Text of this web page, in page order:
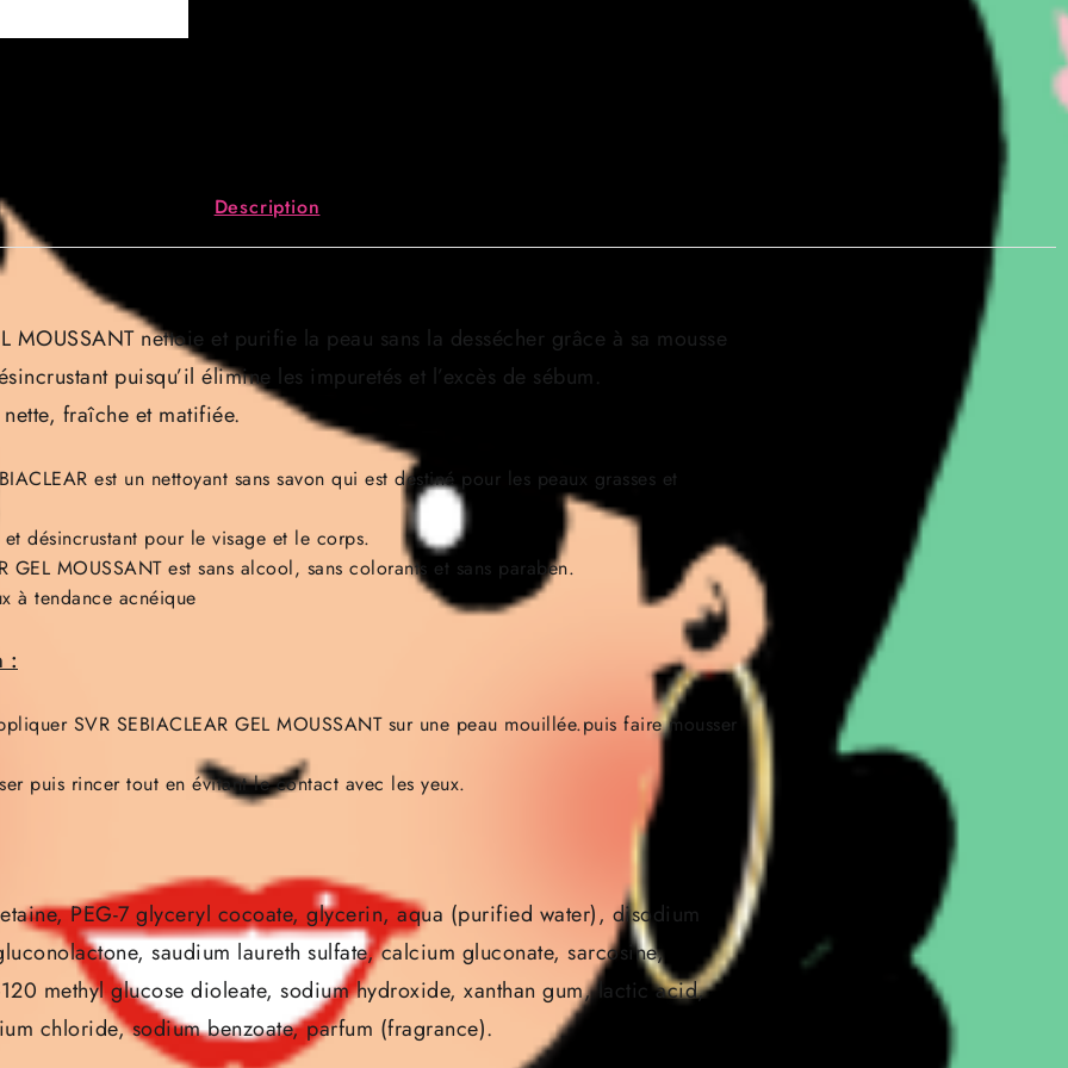
Description
MOUSSANT nettoie et purifie la peau sans la dessécher grâce à sa mousse
puisqu’il élimine les impuretés et l’excès de sébum.
fraîche et matifiée.
est un nettoyant sans savon qui est destiné pour les peaux grasses et
et désincrustant pour le visage et le corps.
GEL MOUSSANT est sans alcool, sans colorants et sans paraben.
à tendance acnéique
:
SVR SEBIACLEAR GEL MOUSSANT sur une peau mouillée.puis faire mousser
puis rincer tout en évitant le contact avec les yeux.
PEG-7 glyceryl cocoate, glycerin, aqua (purified water), disodium
saudium laureth sulfate, calcium gluconate, sarcosine,
methyl glucose dioleate, sodium hydroxide, xanthan gum, lactic acid,
chloride, sodium benzoate, parfum (fragrance).